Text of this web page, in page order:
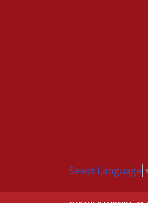
Select Language